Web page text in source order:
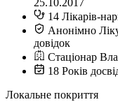
25.10.2017
14 Лікарів-
Анонімно
довідок
Стаціонар
18 Років
Локальне покриття